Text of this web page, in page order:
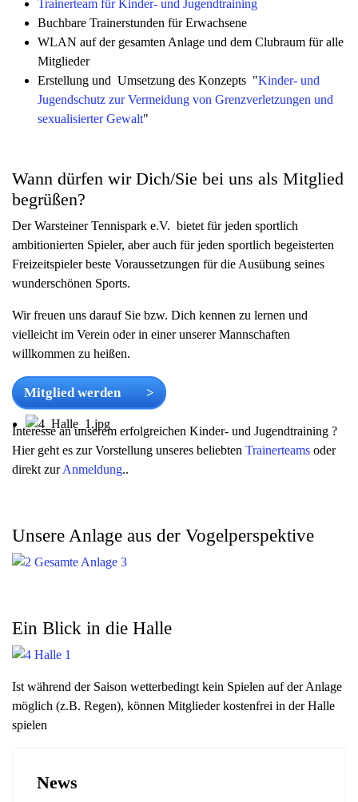
Trainerteam für Kinder- und Jugendtraining
Buchbare Trainerstunden für Erwachsene
WLAN auf der gesamten Anlage und dem Clubraum für alle
Mitglieder
Erstellung und Umsetzung des Konzepts "Kinder- und
Jugendschutz zur Vermeidung von Grenzverletzungen und
sexualisierter Gewalt"
Wann dürfen wir Dich/Sie bei uns als Mitglied
begrüßen?
Der Warsteiner Tennispark e.V. bietet für jeden sportlich
ambitionierten Spieler, aber auch für jeden sportlich begeisterten
Freizeitspieler beste Voraussetzungen für die Ausübung seines
wunderschönen Sports.
Wir freuen uns darauf Sie bzw. Dich kennen zu lernen und
vielleicht im Verein oder in einer unserer Mannschaften
willkommen zu heißen.
Mitglied werden >
Interesse an unserem erfolgreichen Kinder- und Jugendtraining ?
Hier geht es zur Vorstellung unseres beliebten Trainerteams oder
direkt zurAnmeldung..
Unsere Anlage aus der Vogelperspektive
Ein Blick in die Halle
Ist während der Saison wetterbedingt kein Spielen auf der Anlage
möglich (z.B. Regen), können Mitglieder kostenfrei in der Halle
spielen
News